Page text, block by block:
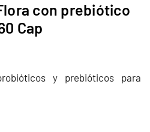
con prebiótico
Cap
y prebióticos para